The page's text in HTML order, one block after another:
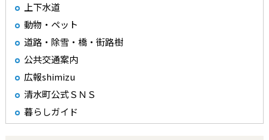
上下水道
動物・ペット
道路・除雪・橋・街路樹
公共交通案内
広報shimizu
清水町公式ＳＮＳ
暮らしガイド